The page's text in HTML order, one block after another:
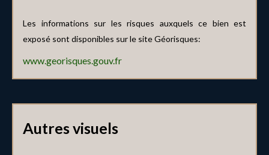
Les informations sur les risques auxquels ce bien est
exposé sont disponibles sur le site Géorisques:
www.georisques.gouv.fr
Autres visuels